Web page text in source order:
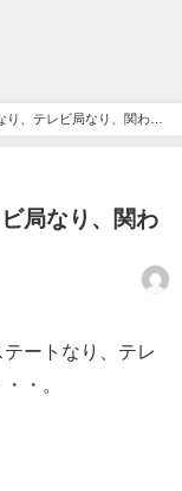
り、テレビ局なり、関わっ
局なり、関わ
ートなり、テレ
・。